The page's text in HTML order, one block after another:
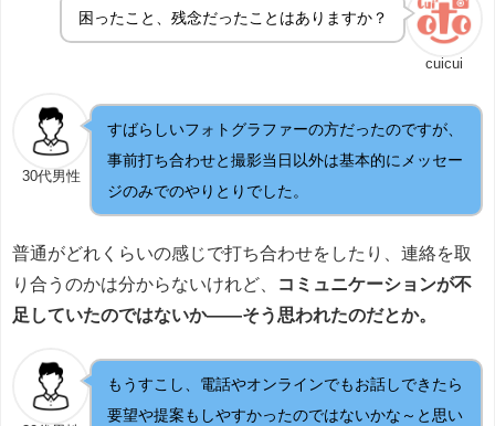
cuicui
困ったこと、残念だったことはありますか？
30代男性
すばらしいフォトグラファーの方だったのですが、
事前打ち合わせと撮影当日以外は基本的にメッセー
ジのみでのやりとりでした。
普通がどれくらいの感じで打ち合わせをしたり、連絡を取
り合うのかは分からないけれど、
コミュニケーションが不
足していたのではないか――そう思われたのだとか。
もうすこし、電話やオンラインでもお話しできたら
要望や提案もしやすかったのではないかな～と思い